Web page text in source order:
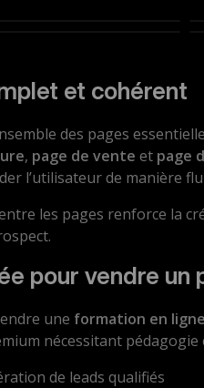
et cohérent
des pages
, page de vente et page
l’utilisateur de manière
les pages renforce la
pour vendre un
une formation en ligne
nécessitant pédagogie
de leads qualifiés